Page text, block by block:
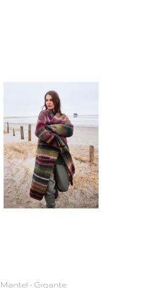
Mantel - Gigante